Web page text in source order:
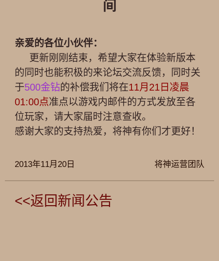
间
亲爱的各位小伙伴：
更新刚刚结束，希望大家在体验新版本
的同时也能积极的来论坛交流反馈，同时关
于500金钻的补偿我们将在11月21日凌晨
01:00点准点以游戏内邮件的方式发放至各
位玩家，请大家届时注意查收。
感谢大家的支持热爱，将神有你们才更好！
将神运营团队
2013年11月20日
<<返回新闻公告